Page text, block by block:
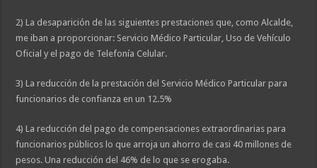
2) La desaparición de las siguientes prestaciones que, como Alcalde,
me iban a proporcionar: Servicio Médico Particular, Uso de Vehículo
Oficial y el pago de Telefonía Celular.
3) La reducción de la prestación del Servicio Médico Particular para
funcionarios de confianza en un 12.5%
4) La reducción del pago de compensaciones extraordinarias para
funcionarios públicos lo que arroja un ahorro de casi 40 millones de
pesos. Una reducción del 46% de lo que se erogaba.